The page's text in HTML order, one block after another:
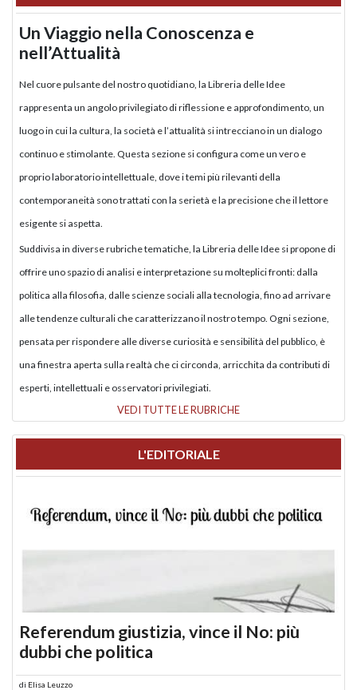
Un Viaggio nella Conoscenza e
nell’Attualità
Nel cuore pulsante del nostro quotidiano, la Libreria delle Idee
rappresenta un angolo privilegiato di riflessione e approfondimento, un
luogo in cui la cultura, la società e l’attualità si intrecciano in un dialogo
continuo e stimolante. Questa sezione si configura come un vero e
proprio laboratorio intellettuale, dove i temi più rilevanti della
contemporaneità sono trattati con la serietà e la precisione che il lettore
esigente si aspetta.
Suddivisa in diverse rubriche tematiche, la Libreria delle Idee si propone di
offrire uno spazio di analisi e interpretazione su molteplici fronti: dalla
politica alla filosofia, dalle scienze sociali alla tecnologia, fino ad arrivare
alle tendenze culturali che caratterizzano il nostro tempo. Ogni sezione,
pensata per rispondere alle diverse curiosità e sensibilità del pubblico, è
una finestra aperta sulla realtà che ci circonda, arricchita da contributi di
esperti, intellettuali e osservatori privilegiati.
VEDI TUTTE LE RUBRICHE
L'EDITORIALE
Referendum giustizia, vince il No: più
dubbi che politica
di Elisa Leuzzo